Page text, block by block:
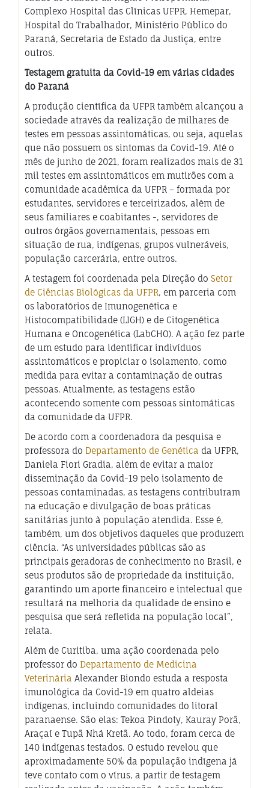
Complexo Hospital das Clínicas UFPR, Hemepar,
Hospital do Trabalhador, Ministério Público do
Paraná, Secretaria de Estado da Justiça, entre
outros.
Testagem gratuita da Covid-19 em várias cidades
do Paraná
A produção científica da UFPR também alcançou a
sociedade através da realização de milhares de
testes em pessoas assintomáticas, ou seja, aquelas
que não possuem os sintomas da Covid-19. Até o
mês de junho de 2021, foram realizados mais de 31
mil testes em assintomáticos em mutirões com a
comunidade acadêmica da UFPR – formada por
estudantes, servidores e terceirizados, além de
seus familiares e coabitantes -, servidores de
outros órgãos governamentais, pessoas em
situação de rua, indígenas, grupos vulneráveis,
população carcerária, entre outros.
A testagem foi coordenada pela Direção do Setor
de Ciências Biológicas da UFPR, em parceria com
os laboratórios de Imunogenética e
Histocompatibilidade (LIGH) e de Citogenética
Humana e Oncogenética (LabCHO). A ação fez parte
de um estudo para identificar indivíduos
assintomáticos e propiciar o isolamento, como
medida para evitar a contaminação de outras
pessoas. Atualmente, as testagens estão
acontecendo somente com pessoas sintomáticas
da comunidade da UFPR.
De acordo com a coordenadora da pesquisa e
professora do Departamento de Genética da UFPR,
Daniela Fiori Gradia, além de evitar a maior
disseminação da Covid-19 pelo isolamento de
pessoas contaminadas, as testagens contribuíram
na educação e divulgação de boas práticas
sanitárias junto à população atendida. Esse é,
também, um dos objetivos daqueles que produzem
ciência. “As universidades públicas são as
principais geradoras de conhecimento no Brasil, e
seus produtos são de propriedade da instituição,
garantindo um aporte financeiro e intelectual que
resultará na melhoria da qualidade de ensino e
pesquisa que será refletida na população local”,
relata.
Além de Curitiba, uma ação coordenada pelo
professor do Departamento de Medicina
Veterinária Alexander Biondo estuda a resposta
imunológica da Covid-19 em quatro aldeias
indígenas, incluindo comunidades do litoral
paranaense. São elas: Tekoa Pindoty, Kauray Porã,
Araçaí e Tupã Nhá Kretã. Ao todo, foram cerca de
140 indígenas testados. O estudo revelou que
aproximadamente 50% da população indígena já
teve contato com o vírus, a partir de testagem